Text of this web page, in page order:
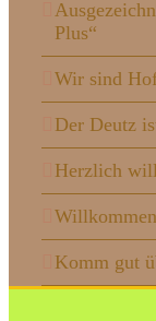
Plus“
Wir sind
Der Deutz
Herzlich
Komm gut